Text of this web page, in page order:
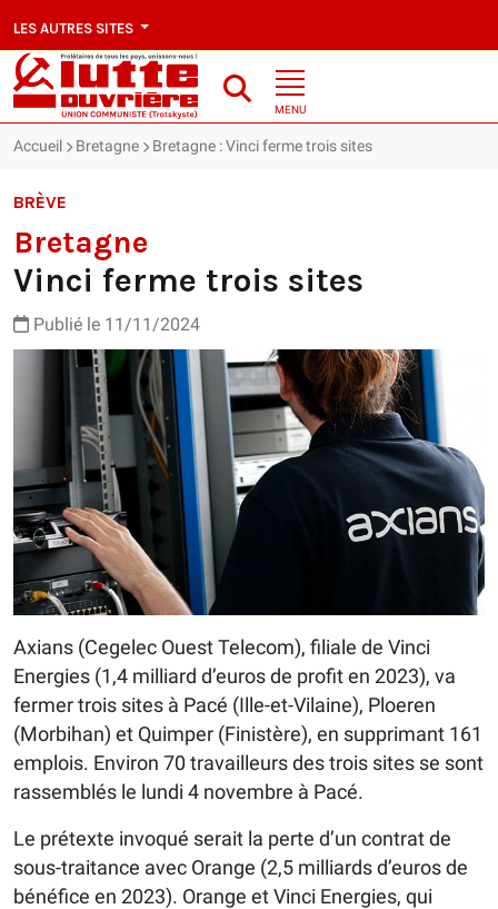
LES AUTRES SITES
MENU
Accueil Bretagne Bretagne : Vinci ferme trois sites
BRÈVE
Bretagne
Vinci ferme trois sites
Publié le 11/11/2024
Axians (Cegelec Ouest Telecom), filiale de Vinci
Energies (1,4 milliard d’euros de profit en 2023), va
fermer trois sites à Pacé (Ille-et-Vilaine), Ploeren
(Morbihan) et Quimper (Finistère), en supprimant 161
emplois. Environ 70 travailleurs des trois sites se sont
rassemblés le lundi 4 novembre à Pacé.
Le prétexte invoqué serait la perte d’un contrat de
sous-traitance avec Orange (2,5 milliards d’euros de
bénéfice en 2023). Orange et Vinci Energies, qui